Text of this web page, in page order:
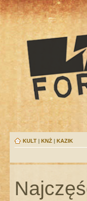
KULT | KNŻ | KAZIK